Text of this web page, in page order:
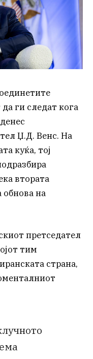
ги следат кога
Џ.Д. Венс. На
куќа, тој
втората
обнова на
претседател
тим
страна,